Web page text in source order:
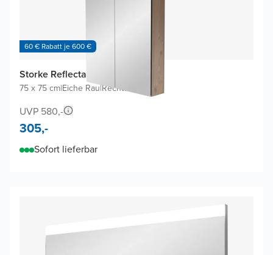
60 € Rabatt je 600 €
Storke Reflecta Spiegelschrank
75 x 75 cm|Eiche Rau|Rechteckig
UVP 580,-
305,-
Sofort lieferbar